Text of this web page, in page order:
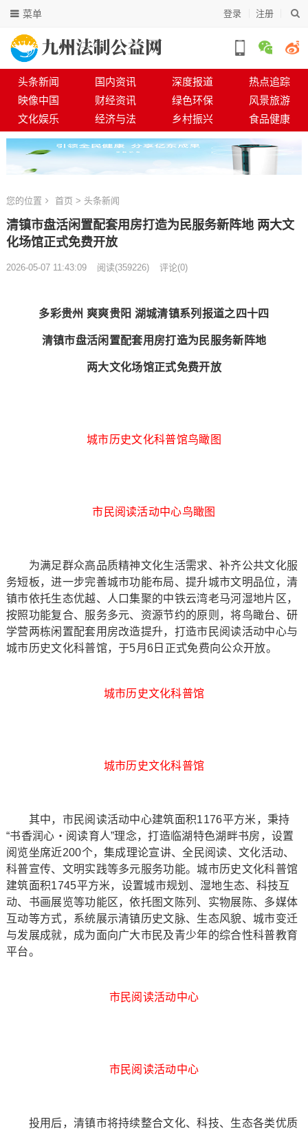
登录 注册
菜单
头条新闻 国内资讯 深度报道
热点追踪
映像中国
财经资讯 绿色环保
风景旅游
文化娱乐
经济与法 乡村振兴 食品健康
您的位置 首页 > 头条新闻
清镇市盘活闲置配套用房打造为民服务新阵地 两大文
化场馆正式免费开放
2026-05-07 11:43:09 阅读(359226) 评论(0)
多彩贵州 爽爽贵阳 湖城清镇系列报道之四十四
清镇市盘活闲置配套用房打造为民服务新阵地
两大文化场馆正式免费开放
城市历史文化科普馆鸟瞰图
市民阅读活动中心鸟瞰图
为满足群众高品质精神文化生活需求、补齐公共文化服
务短板，进一步完善城市功能布局、提升城市文明品位，清
镇市依托生态优越、人口集聚的中铁云湾老马河湿地片区，
按照功能复合、服务多元、资源节约的原则，将鸟瞰台、研
学营两栋闲置配套用房改造提升，打造市民阅读活动中心与
城市历史文化科普馆，于5月6日正式免费向公众开放。
城市历史文化科普馆
城市历史文化科普馆
其中，市民阅读活动中心建筑面积1176平方米，秉持
“书香润心・阅读育人”理念，打造临湖特色湖畔书房，设置
阅览坐席近200个，集成理论宣讲、全民阅读、文化活动、
科普宣传、文明实践等多元服务功能。城市历史文化科普馆
建筑面积1745平方米，设置城市规划、湿地生态、科技互
动、书画展览等功能区，依托图文陈列、实物展陈、多媒体
互动等方式，系统展示清镇历史文脉、生态风貌、城市变迁
与发展成就，成为面向广大市民及青少年的综合性科普教育
平台。
市民阅读活动中心
市民阅读活动中心
投用后，清镇市将持续整合文化、科技、生态各类优质